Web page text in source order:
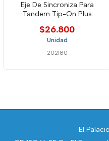
Eje De Sincroniza Para
Tandem Tip-On Plus
$26.800
Unidad
202180
El